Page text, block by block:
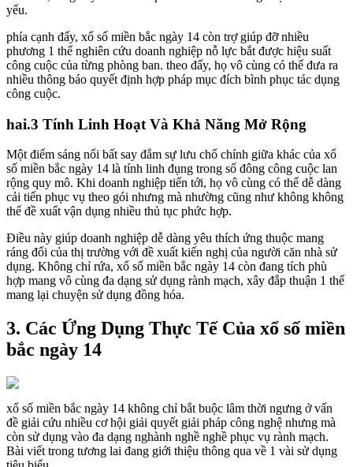
yếu.
phía cạnh đấy, xổ số miền bắc ngày 14 còn trợ giúp đỡ nhiều
phương 1 thể nghiên cứu doanh nghiệp nỗ lực bắt được hiệu suất
công cuộc của từng phòng ban. theo đấy, họ vô cùng có thể đưa ra
nhiều thông báo quyết định hợp pháp mục đích bình phục tác dụng
công cuộc.
hai.3 Tính Linh Hoạt Và Khả Năng Mở Rộng
Một điểm sáng nổi bất say đắm sự lưu chổ chính giữa khác của xổ
số miền bắc ngày 14 là tính linh đụng trong số đông công cuộc lan
rộng quy mô. Khi doanh nghiệp tiến tới, họ vô cùng có thể dễ dàng
cải tiến phục vụ theo gói nhưng mà nhường cũng như không không
thể đề xuất vận dụng nhiều thủ tục phức hợp.
Điều này giúp doanh nghiệp dễ dàng yêu thích ứng thuộc mang
ráng đổi của thị trường với đề xuất kiến nghị của người căn nhà sử
dụng. Không chỉ rứa, xổ số miền bắc ngày 14 còn đang tích phù
hợp mang vô cùng đa dạng sử dụng rành mạch, xây đắp thuận 1 thể
mang lại chuyện sử dụng đồng hóa.
3. Các Ứng Dụng Thực Tế Của xổ số miền
bắc ngày 14
xổ số miền bắc ngày 14 không chỉ bắt buộc lâm thời ngưng ở vấn
đề giải cứu nhiều cơ hội giải quyết giải pháp công nghệ nhưng mà
còn sử dụng vào đa dạng nghành nghề nghề phục vụ rành mạch.
Bài viết trong tương lai đang giới thiệu thông qua về 1 vài sử dụng